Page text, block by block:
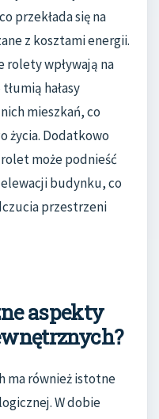
przekłada się na
z kosztami energii.
wpływają na
hałasy
mieszkań, co
życia. Dodatkowo
może podnieść
budynku, co
przestrzeni
aspekty
ma również istotne
W dobie